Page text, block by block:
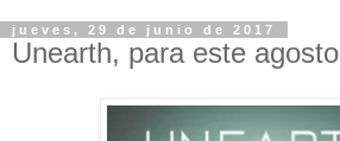
jueves, 29 de junio de 2017
Unearth, para este agosto